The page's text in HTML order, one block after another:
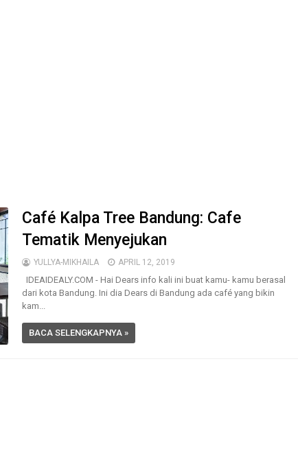
Café Kalpa Tree Bandung: Cafe
Tematik Menyejukan
YULLYA-MIKHAILA APRIL 12, 2019
IDEAIDEALY.COM - Hai Dears info kali ini buat kamu- kamu berasal
dari kota Bandung. Ini dia Dears di Bandung ada café yang bikin
kam...
BACA SELENGKAPNYA »